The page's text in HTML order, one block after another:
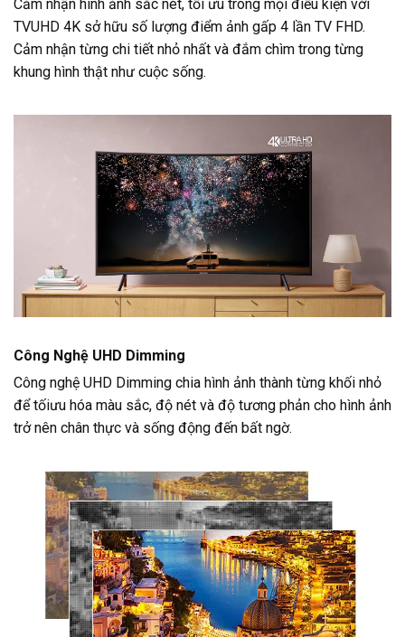
Cảm nhận hình ảnh sắc nét, tối ưu trong mọi điều kiện với
TVUHD 4K sở hữu số lượng điểm ảnh gấp 4 lần TV FHD.
Cảm nhận từng chi tiết nhỏ nhất và đắm chìm trong từng
khung hình thật như cuộc sống.
Công Nghệ UHD Dimming
Công nghệ UHD Dimming chia hình ảnh thành từng khối nhỏ
để tốiưu hóa màu sắc, độ nét và độ tương phản cho hình ảnh
trở nên chân thực và sống động đến bất ngờ.